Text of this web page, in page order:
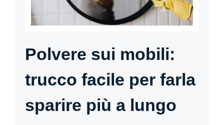
Polvere sui mobili:
trucco facile per farla
sparire più a lungo